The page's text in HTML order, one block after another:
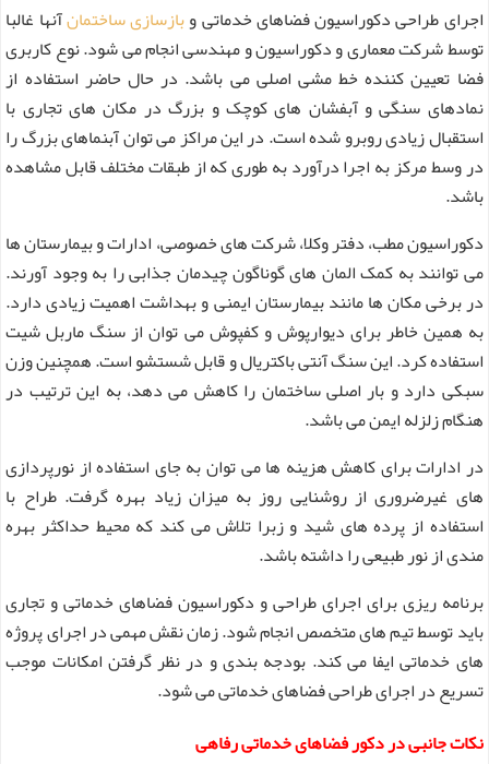
اجرای طراحی دکوراسیون فضاهای خدماتی وبازسازی ساختمانآنها غالبا
توسط شرکت معماری و دکوراسیون و مهندسی انجام می شود. نوع کاربری
فضا تعیین کننده خط مشی اصلی می باشد. در حال حاضر استفاده از
نمادهای سنگی و آبفشان های کوچک و بزرگ در مکان های تجاری با
استقبال زیادی روبرو شده است. در این مراکز می توان آبنماهای بزرگ را
در وسط مرکز به اجرا درآورد به طوری که از طبقات مختلف قابل مشاهده
باشد.
دکوراسیون مطب، دفتر وکلا، شرکت های خصوصی، ادارات و بیمارستان ها
می توانند به کمک المان های گوناگون چیدمان جذابی را به وجود آورند.
در برخی مکان ها مانند بیمارستان ایمنی و بهداشت اهمیت زیادی دارد.
به همین خاطر برای دیوارپوش و کفپوش می توان از سنگ ماربل شیت
استفاده کرد. این سنگ آنتی باکتریال و قابل شستشو است. همچنین وزن
سبکی دارد و بار اصلی ساختمان را کاهش می دهد، به این ترتیب در
هنگام زلزله ایمن می باشد.
در ادارات برای کاهش هزینه ها می توان به جای استفاده از نورپردازی
های غیرضروری از روشنایی روز به میزان زیاد بهره گرفت. طراح با
استفاده از پرده های شید و زبرا تلاش می کند که محیط حداکثر بهره
مندی از نور طبیعی را داشته باشد.
برنامه ریزی برای اجرای طراحی و دکوراسیون فضاهای خدماتی و تجاری
باید توسط تیم های متخصص انجام شود. زمان نقش مهمی در اجرای پروژه
های خدماتی ایفا می کند. بودجه بندی و در نظر گرفتن امکانات موجب
تسریع در اجرای طراحی فضاهای خدماتی می شود.
نکات جانبی در دکور فضاهای خدماتی رفاهی